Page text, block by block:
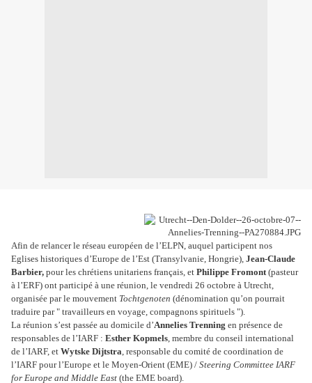
Afin de relancer le réseau européen de l’ELPN, auquel participent nos
Eglises historiques d’Europe de l’Est (Transylvanie, Hongrie), Jean-Claude
Barbier, pour les chrétiens unitariens français, et Philippe Fromont(pasteur
à l’ERF) ont participé à une réunion, le vendredi 26 octobre à Utrecht,
organisée par le mouvement Tochtgenoten (dénomination qu’on pourrait
traduire par " travailleurs en voyage, compagnons spirituels ").
La réunion s’est passée au domicile d’Annelies Trenning en présence de
responsables de l’IARF : Esther Kopmels, membre du conseil international
de l’IARF, et Wytske Dijtstra, responsable du comité de coordination de
l’IARF pour l’Europe et le Moyen-Orient (EME) / Steering Committee IARF
for Europe and Middle East (the EME board).